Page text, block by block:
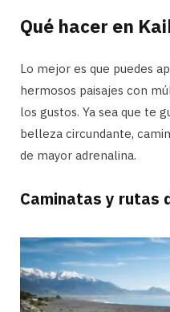
Qué hacer en
Lo mejor es que puedes
hermosos paisajes con
los gustos. Ya sea que te
belleza circundante,
de mayor adrenalina.
Caminatas y rutas